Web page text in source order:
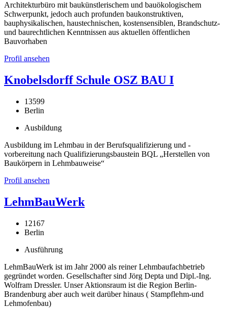
Architekturbüro mit baukünstlerischem und bauökologischem
Schwerpunkt, jedoch auch profunden baukonstruktiven,
bauphysikalischen, haustechnischen, kostensensiblen, Brandschutz-
und baurechtlichen Kenntnissen aus aktuellen öffentlichen
Bauvorhaben
Profil ansehen
Knobelsdorff Schule OSZ BAU I
13599
Berlin
Ausbildung
Ausbildung im Lehmbau in der Berufsqualifizierung und -
vorbereitung nach Qualifizierungsbaustein BQL „Herstellen von
Baukörpern in Lehmbauweise“
Profil ansehen
LehmBauWerk
12167
Berlin
Ausführung
LehmBauWerk ist im Jahr 2000 als reiner Lehmbaufachbetrieb
gegründet worden. Gesellschafter sind Jörg Depta und Dipl.-Ing.
Wolfram Dressler. Unser Aktionsraum ist die Region Berlin-
Brandenburg aber auch weit darüber hinaus ( Stampflehm-und
Lehmofenbau)